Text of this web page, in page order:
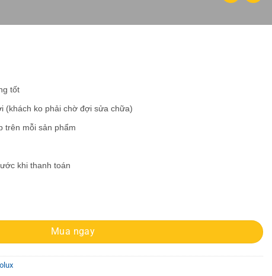
tốt
(khách ko phải chờ đợi sửa chữa)
trên mỗi sản phẩm
khi thanh toán
Mua ngay